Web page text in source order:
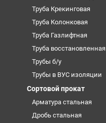
Труба Крекинговая
Труба Колонковая
Труба Газлифтная
Труба восстановленная
Трубы б/у
Трубы в ВУС изоляции
Сортовой прокат
Арматура стальная
Дробь стальная